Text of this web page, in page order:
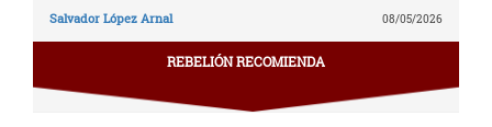
Salvador López Arnal 08/05/2026
REBELIÓN RECOMIENDA